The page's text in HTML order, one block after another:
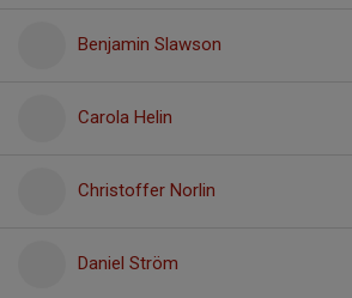
Benjamin Slawson
Carola Helin
Christoffer Norlin
Daniel Ström